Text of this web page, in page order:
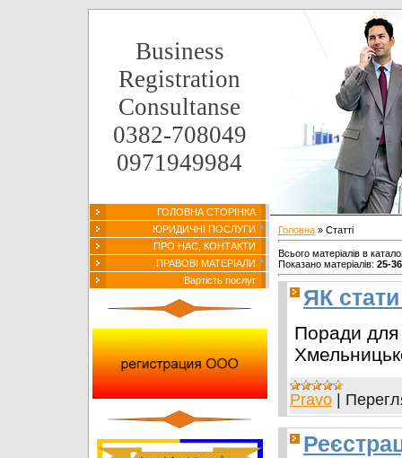
Business
Registration
Consultanse
0382-708049
0971949984
ГОЛОВНА СТОРІНКА
ЮРИДИЧНІ ПОСЛУГИ
ПРО НАС, КОНТАКТИ
ПРАВОВІ МАТЕРІАЛИ
Вартість послуг
Головна » Статті
Всього матеріалів в
Показано матеріалів: 25-36
ЯК
Поради
Pravo |